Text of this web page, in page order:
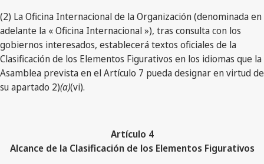
(2) La Oficina Internacional de la Organización (denominada en
adelante la « Oficina Internacional »), tras consulta con los
gobiernos interesados, establecerá textos oficiales de la
Clasificación de los Elementos Figurativos en los idiomas que la
Asamblea prevista en el Artículo 7 pueda designar en virtud de
su apartado 2)(a)(vi).
Artículo 4
Alcance de la Clasificación de los Elementos Figurativos